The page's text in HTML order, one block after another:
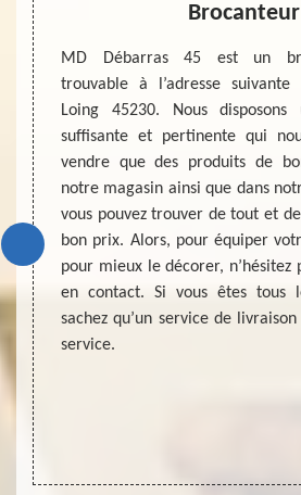
ses
nous
à
peu
les
des
un
Vous
une
Brocanteur
MD Débarras 45 est un
trouvable à l’adresse
Loing 45230. Nous disposons
suffisante et pertinente qui
vendre que des produits de
notre magasin ainsi que dans
vous pouvez trouver de tout et
bon prix. Alors, pour équiper
pour mieux le décorer, n’hésitez
en contact. Si vous êtes tous
sachez qu’un service de
service.